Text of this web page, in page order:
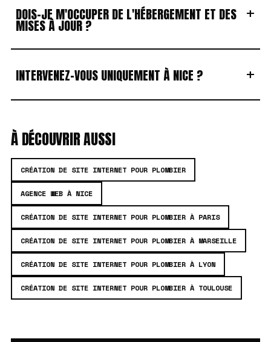
DOIS-JE M'OCCUPER DE L'HÉBERGEMENT ET DES
MISES À JOUR ?
+
INTERVENEZ-VOUS UNIQUEMENT À NICE ? +
À DÉCOUVRIR AUSSI
CRÉATION DE SITE INTERNET POUR PLOMBIER
AGENCE WEB À NICE
CRÉATION DE SITE INTERNET POUR PLOMBIER À PARIS
CRÉATION DE SITE INTERNET POUR PLOMBIER À MARSEILLE
CRÉATION DE SITE INTERNET POUR PLOMBIER À LYON
CRÉATION DE SITE INTERNET POUR PLOMBIER À TOULOUSE